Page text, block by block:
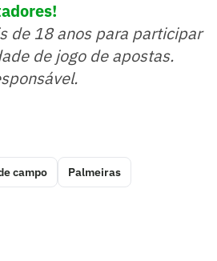
de 18 anos para participar
de jogo de apostas.
campo Palmeiras